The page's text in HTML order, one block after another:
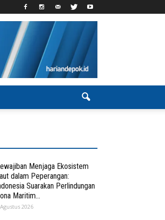
Menjaga Ekosistem
dalam Peperangan:
Suarakan Perlindungan
Maritim...
2026